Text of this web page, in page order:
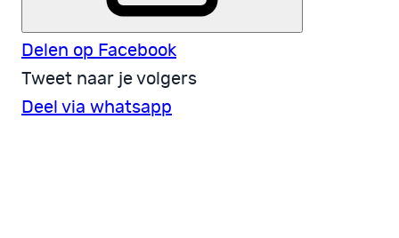
Delen op Facebook
Tweet naar je volgers
Deel via whatsapp